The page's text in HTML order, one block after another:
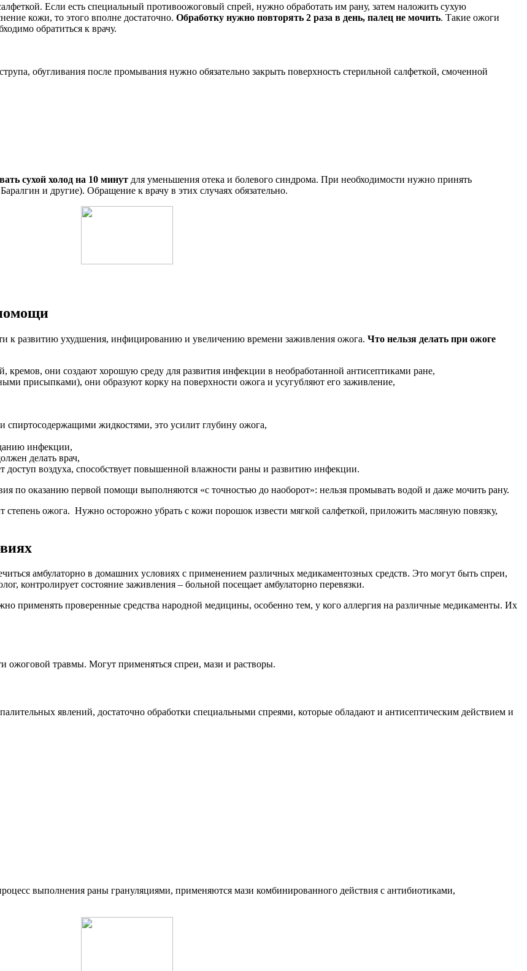
Если есть специальный противоожоговый спрей, нужно обработать им рану, затем наложить сухую
кожи, то этого вполне достаточно. Обработку нужно повторять 2 раза в день, палец не мочить. Такие ожоги
обратиться к врачу.
обугливания после промывания нужно обязательно закрыть поверхность стерильной салфеткой, смоченной
сухой холод на 10 минут для уменьшения отека и болевого синдрома. При необходимости нужно принять
и другие). Обращение к врачу в этих случаях обязательно.
к развитию ухудшения, инфицированию и увеличению времени заживления ожога. Что нельзя делать при ожоге
они создают хорошую среду для развития инфекции в необработанной антисептиками ране,
присыпками), они образуют корку на поверхности ожога и усугубляют его заживление,
жидкостями, это усилит глубину ожога,
инфекции,
делать врач,
доступ воздуха, способствует повышенной влажности раны и развитию инфекции.
по оказанию первой помощи выполняются «с точностью до наоборот»: нельзя промывать водой и даже мочить рану.
степень ожога. Нужно осторожно убрать с кожи порошок извести мягкой салфеткой, приложить масляную повязку,
амбулаторно в домашних условиях с применением различных медикаментозных средств. Это могут быть спреи,
контролирует состояние заживления – больной посещает амбулаторно перевязки.
применять проверенные средства народной медицины, особенно тем, у кого аллергия на различные медикаменты. Их
ожоговой травмы. Могут применяться спреи, мази и растворы.
явлений, достаточно обработки специальными спреями, которые обладают и антисептическим действием и
выполнения раны грануляциями, применяются мази комбинированного действия с антибиотиками,